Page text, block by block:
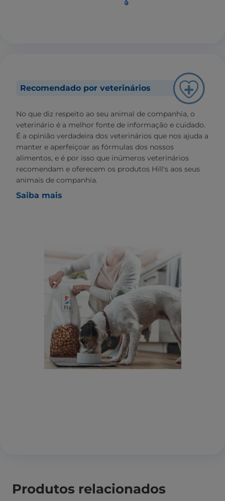
Recomendado por veterinários
No que diz respeito ao seu animal de companhia, o
veterinário é a melhor fonte de informação e cuidado.
É a opinião verdadeira dos veterinários que nos ajuda a
manter e aperfeiçoar as fórmulas dos nossos
alimentos, e é por isso que inúmeros veterinários
recomendam e oferecem os produtos Hill's aos seus
animais de companhia.
Saiba mais
Produtos relacionados